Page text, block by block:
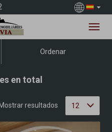
Ordenar
en total
Mostrar resultados 12